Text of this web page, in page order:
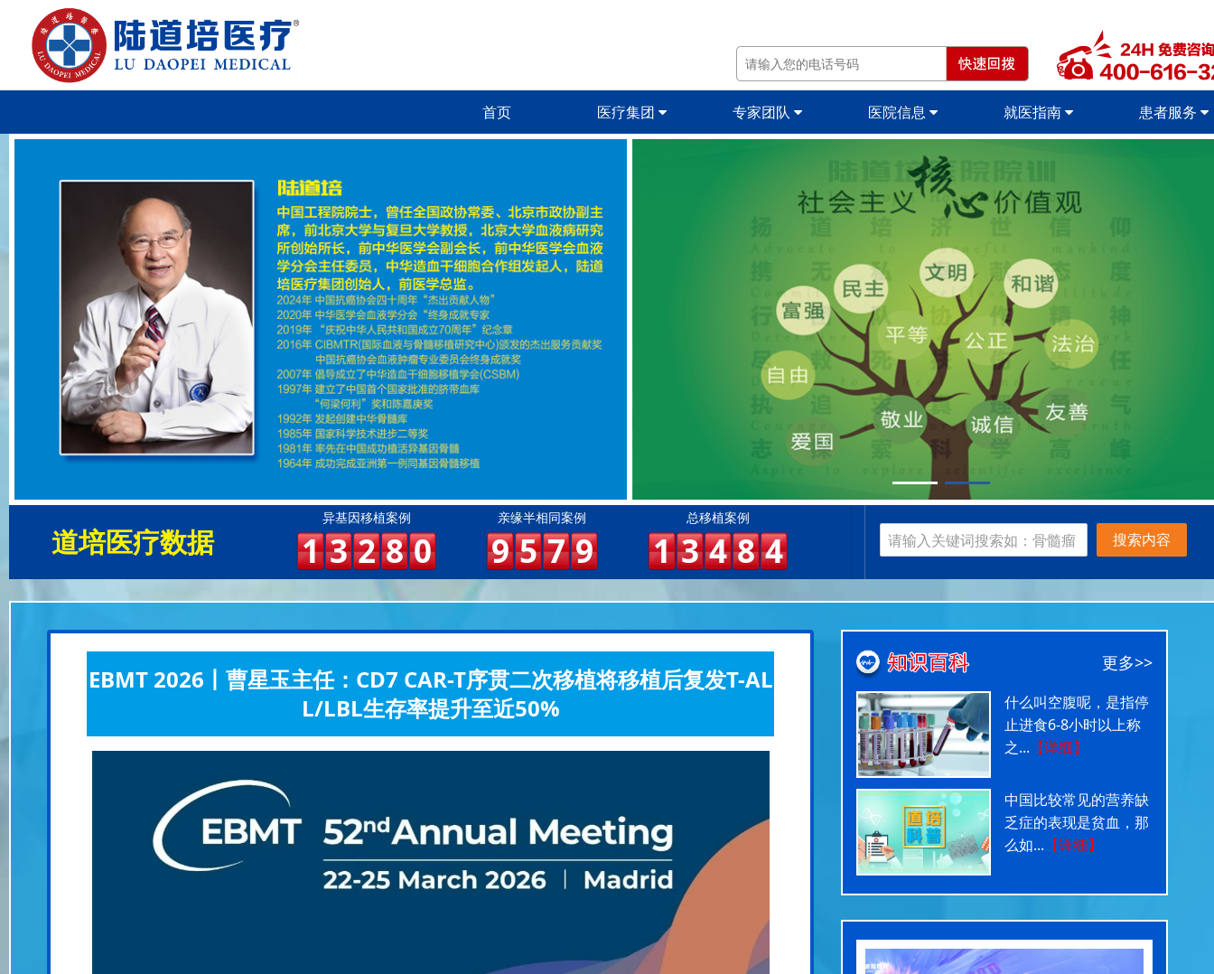
首页 医疗集团 专家团队 医院信息 就医指南 患者服务
道培医疗数据
异基因移植案例
1 3 2 8 0
亲缘半相同案例
9 5 7 9
总移植案例
1 3 4 8 4 搜索内容
EBMT 2026丨曹星玉主任：CD7 CAR-T序贯二次移植将移植后复发T-AL
L/LBL生存率提升至近50%
更多>>
什么叫空腹呢，是指停
止进食6-8小时以上称
之... 【详细】
中国比较常见的营养缺
乏症的表现是贫血，那
么如... 【详细】